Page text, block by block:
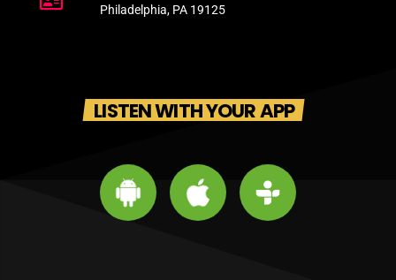
Philadelphia, PA 19125
LISTEN WITH YOUR APP